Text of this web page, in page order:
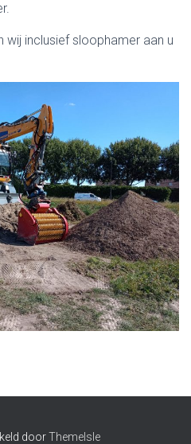
wij inclusief sloophamer aan u
doorThemeIsle